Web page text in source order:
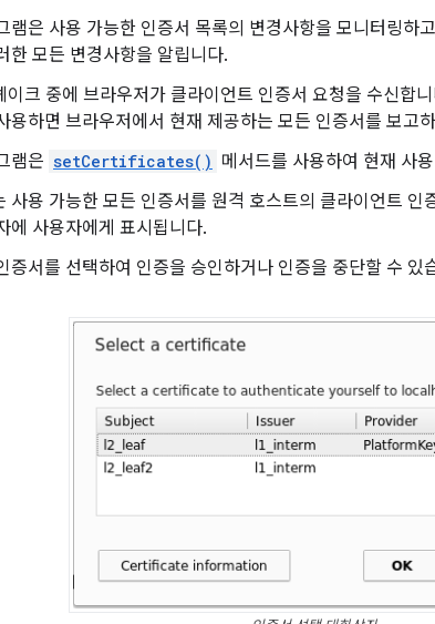
램은 사용 가능한 인증서 목록의 변경사항을 모니터링하고
한 모든 변경사항을 알립니다.
이크 중에 브라우저가 클라이언트 인증서 요청을 수신합
용하면 브라우저에서 현재 제공하는 모든 인증서를 보고
램은 setCertificates() 메서드를 사용하여 현재 사
사용 가능한 모든 인증서를 원격 호스트의 클라이언트 인
에 사용자에게 표시됩니다.
증서를 선택하여 인증을 승인하거나 인증을 중단할 수 있